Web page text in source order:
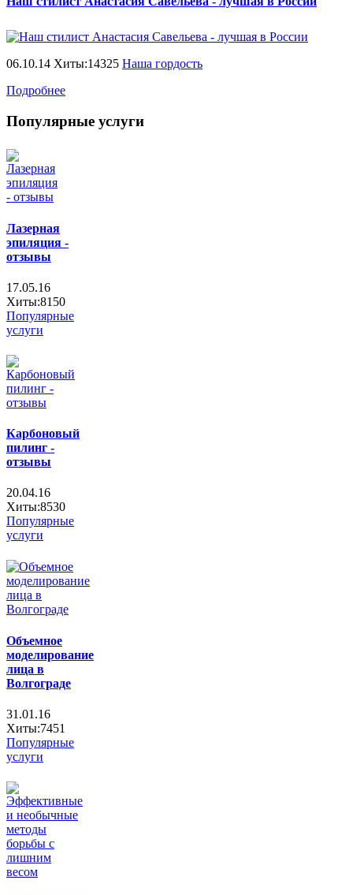
06.10.14 Хиты:14325 Наша гордость
Подробнее
Популярные услуги
Лазерная
эпиляция -
отзывы
17.05.16
Хиты:8150
Популярные
услуги
Карбоновый
пилинг -
отзывы
20.04.16
Хиты:8530
Популярные
услуги
Объемное
моделирование
лица в
Волгограде
31.01.16
Хиты:7451
Популярные
услуги